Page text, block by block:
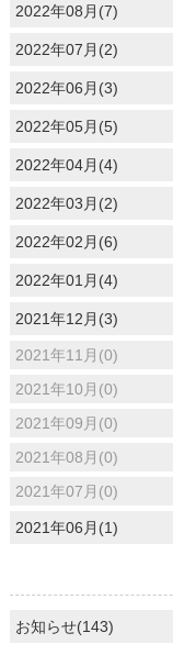
2022年08月(7)
2022年07月(2)
2022年06月(3)
2022年05月(5)
2022年04月(4)
2022年03月(2)
2022年02月(6)
2022年01月(4)
2021年12月(3)
2021年11月(0)
2021年10月(0)
2021年09月(0)
2021年08月(0)
2021年07月(0)
2021年06月(1)
お知らせ(143)